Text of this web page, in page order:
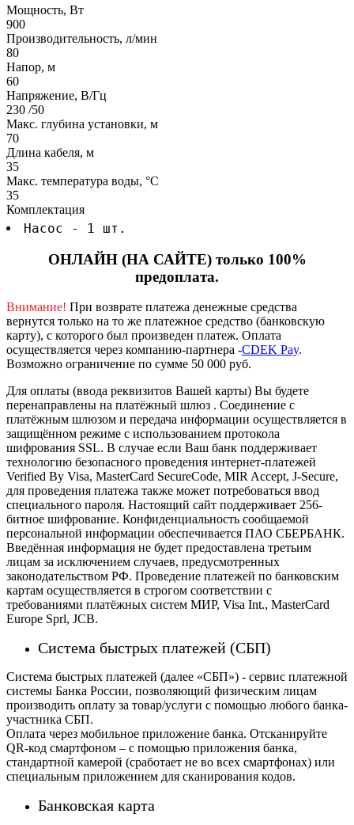
Мощность, Вт
900
Производительность, л/мин
80
Напор, м
60
Напряжение, В/Гц
230 /50
Макс. глубина установки, м
70
Длина кабеля, м
35
Макс. температура воды, °C
35
Комплектация
Насос - 1 шт.
ОНЛАЙН (НА САЙТЕ) только 100%
предоплата.
Внимание! При возврате платежа денежные средства
вернутся только на то же платежное средство (банковскую
карту), с которого был произведен платеж. Оплата
осуществляется через компанию-партнера -CDEK Pay.
Возможно ограничение по сумме 50 000 руб.
Для оплаты (ввода реквизитов Вашей карты) Вы будете
перенаправлены на платёжный шлюз . Соединение с
платёжным шлюзом и передача информации осуществляется в
защищённом режиме с использованием протокола
шифрования SSL. В случае если Ваш банк поддерживает
технологию безопасного проведения интернет-платежей
Verified By Visa, MasterCard SecureCode, MIR Accept, J-Secure,
для проведения платежа также может потребоваться ввод
специального пароля. Настоящий сайт поддерживает 256-
битное шифрование. Конфиденциальность сообщаемой
персональной информации обеспечивается ПАО СБЕРБАНК.
Введённая информация не будет предоставлена третьим
лицам за исключением случаев, предусмотренных
законодательством РФ. Проведение платежей по банковским
картам осуществляется в строгом соответствии с
требованиями платёжных систем МИР, Visa Int., MasterCard
Europe Sprl, JCB.
Система быстрых платежей (СБП)
Система быстрых платежей (далее «СБП») - сервис платежной
системы Банка России, позволяющий физическим лицам
производить оплату за товар/услуги с помощью любого банка-
участника СБП.
Оплата через мобильное приложение банка. Отсканируйте
QR-код смартфоном – с помощью приложения банка,
стандартной камерой (сработает не во всех смартфонах) или
специальным приложением для сканирования кодов.
Банковская карта